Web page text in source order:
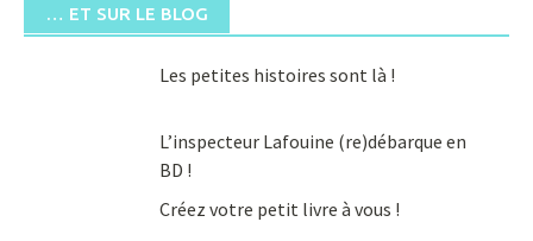
… ET SUR LE BLOG
Les petites histoires sont là !
L’inspecteur Lafouine (re)débarque en
BD !
Créez votre petit livre à vous !